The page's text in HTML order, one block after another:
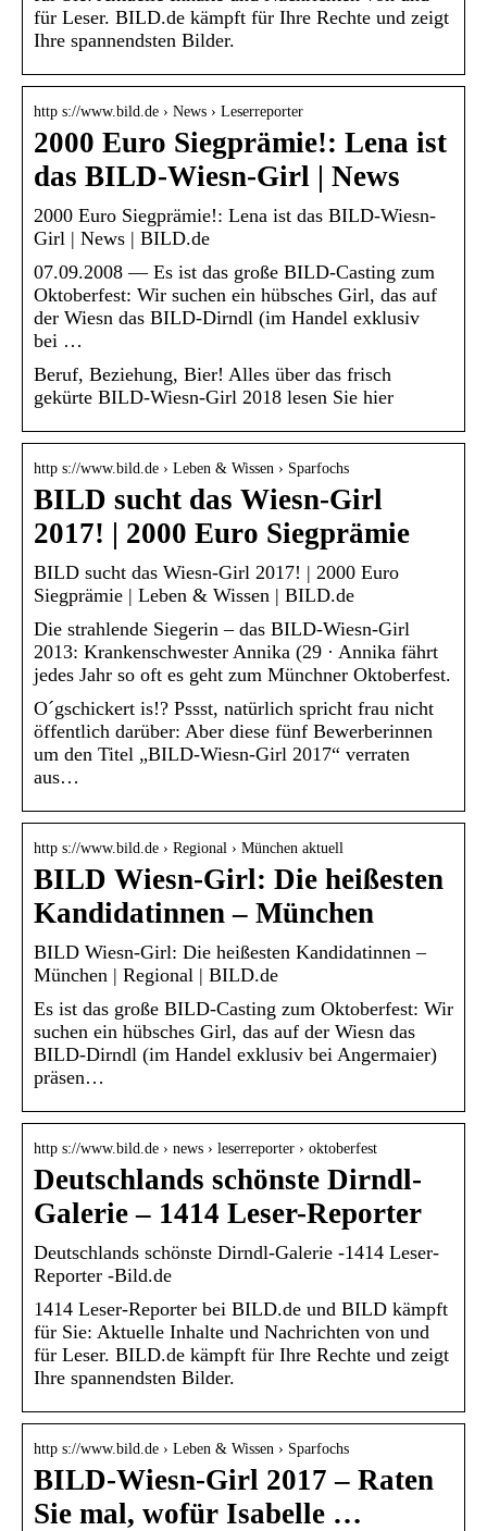
für Leser. BILD.de kämpft für Ihre Rechte und zeigt
Ihre spannendsten Bilder.
http s://www.bild.de › News › Leserreporter
2000 Euro Siegprämie!: Lena ist
das BILD-Wiesn-Girl | News
2000 Euro Siegprämie!: Lena ist das BILD-Wiesn-
Girl | News | BILD.de
07.09.2008 — Es ist das große BILD-Casting zum
Oktoberfest: Wir suchen ein hübsches Girl, das auf
der Wiesn das BILD-Dirndl (im Handel exklusiv
bei …
Beruf, Beziehung, Bier! Alles über das frisch
gekürte BILD-Wiesn-Girl 2018 lesen Sie hier
http s://www.bild.de › Leben & Wissen › Sparfochs
BILD sucht das Wiesn-Girl
2017! | 2000 Euro Siegprämie
BILD sucht das Wiesn-Girl 2017! | 2000 Euro
Siegprämie | Leben & Wissen | BILD.de
Die strahlende Siegerin – das BILD-Wiesn-Girl
2013: Krankenschwester Annika (29 · Annika fährt
jedes Jahr so oft es geht zum Münchner Oktoberfest.
O´gschickert is!? Pssst, natürlich spricht frau nicht
öffentlich darüber: Aber diese fünf Bewerberinnen
um den Titel „BILD-Wiesn-Girl 2017“ verraten
aus…
http s://www.bild.de › Regional › München aktuell
BILD Wiesn-Girl: Die heißesten
Kandidatinnen – München
BILD Wiesn-Girl: Die heißesten Kandidatinnen –
München | Regional | BILD.de
Es ist das große BILD-Casting zum Oktoberfest: Wir
suchen ein hübsches Girl, das auf der Wiesn das
BILD-Dirndl (im Handel exklusiv bei Angermaier)
präsen…
http s://www.bild.de › news › leserreporter › oktoberfest
Deutschlands schönste Dirndl-
Galerie – 1414 Leser-Reporter
Deutschlands schönste Dirndl-Galerie -1414 Leser-
Reporter -Bild.de
1414 Leser-Reporter bei BILD.de und BILD kämpft
für Sie: Aktuelle Inhalte und Nachrichten von und
für Leser. BILD.de kämpft für Ihre Rechte und zeigt
Ihre spannendsten Bilder.
http s://www.bild.de › Leben & Wissen › Sparfochs
BILD-Wiesn-Girl 2017 – Raten
Sie mal, wofür Isabelle …